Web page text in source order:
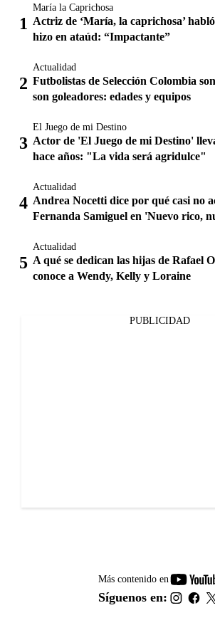
María la Caprichosa
Actriz de ‘María, la caprichosa’
hizo en ataúd: “Impactante”
Actualidad
Futbolistas de Selección Colombia
son goleadores: edades y equipos
El Juego de mi Destino
Actor de 'El Juego de mi Destino'
hace años: "La vida será agridulce"
Actualidad
Andrea Nocetti dice por qué casi no
Fernanda Samiguel en 'Nuevo rico,
Actualidad
A qué se dedican las hijas de Rafael
conoce a Wendy, Kelly y Loraine
PUBLICIDAD
Más contenido en
Síguenos en: